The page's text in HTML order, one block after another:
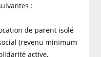
:
de parent isolé
(revenu minimum
active,